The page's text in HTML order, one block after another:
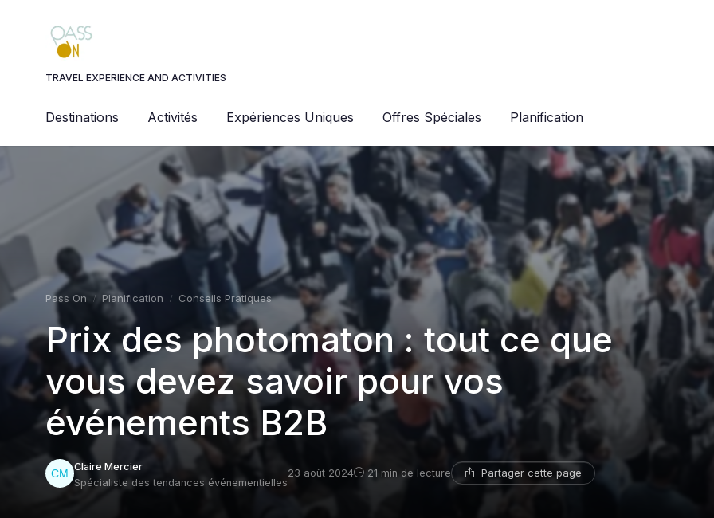
TRAVEL EXPERIENCE AND ACTIVITIES
Destinations Activités Expériences Uniques Offres Spéciales Planification
Pass On Planification Conseils Pratiques
Prix des photomaton : tout ce que
vous devez savoir pour vos
événements B2B
Claire Mercier
Spécialiste des tendances événementielles
23 août 2024 21 min de lecture Partager cette page